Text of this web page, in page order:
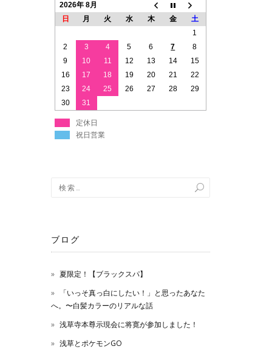
2026年 8月
日
月 火 水 木 金
土
1
2
3 4 5 6 7
8
9
10 11 12 13 14
15
16
17 18 19 20 21
22
23
24 25 26 27 28
29
30
31
定休日
祝日営業
ブログ
夏限定！【ブラックスパ】
「いっそ真っ白にしたい！」と思ったあなた
へ。〜白髪カラーのリアルな話
浅草寺本尊示現会に将寛が参加しました！
浅草とポケモンGO